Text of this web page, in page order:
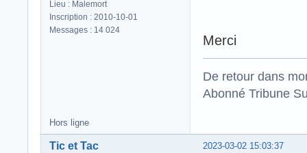
Lieu : Malemort
Inscription : 2010-10-01
Messages : 14 024
Merci
De retour dans
Abonné Tribune
Hors ligne
2023-03-02 15:03:37
Tic et Tac